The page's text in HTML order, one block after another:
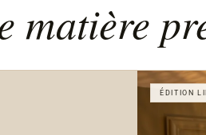
matière
ÉDITION